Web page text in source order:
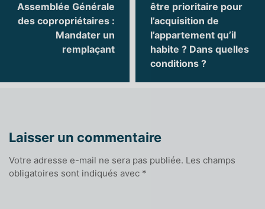
Assemblée Générale
des copropriétaires :
Mandater un
remplaçant
être prioritaire pour
l’acquisition de
l’appartement qu’il
habite ? Dans quelles
conditions ?
Laisser un commentaire
Votre adresse e-mail ne sera pas publiée. Les champs
obligatoires sont indiqués avec *